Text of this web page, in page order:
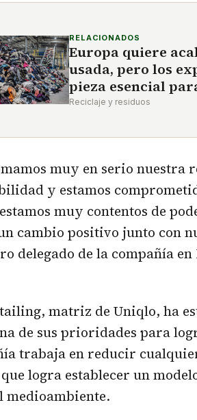
RELACIONADOS
Europa quiere
usada, pero los
pieza esencial
Reciclaje y residuos
muy en serio nuestra
y estamos
muy contentos de
cambio positivo junto con
delegado de la compañía
matriz de Uniqlo, ha
de sus prioridades para
trabaja en reducir
logra establecer un
medioambiente.